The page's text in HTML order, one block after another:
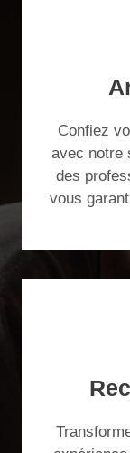
Confiez
avec notre
des
vous